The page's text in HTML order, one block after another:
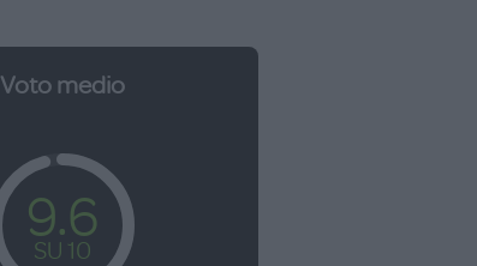
Voto medio
9.6
SU 10